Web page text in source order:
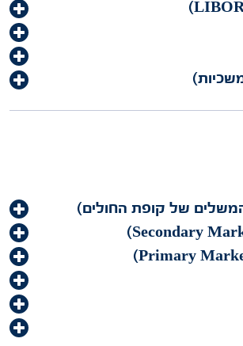
של קופת החולים)